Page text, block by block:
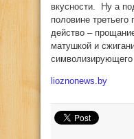
вкусности. Ну а
половине третьего
действо –
матушкой и
lioznonews.by